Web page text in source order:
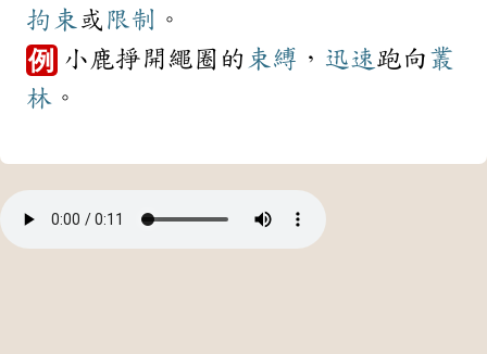
拘束 或 限制 。
例 小鹿掙開繩圈的 束縛 ， 迅速 跑向 叢
林 。